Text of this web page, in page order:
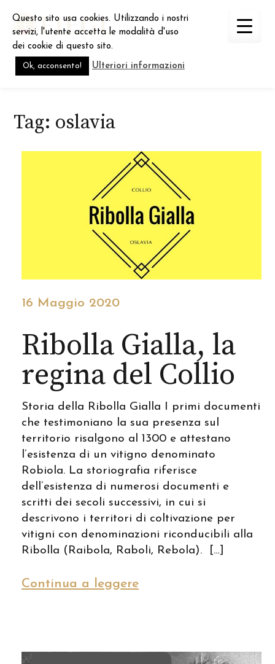
content
Tag: oslavia
16 Maggio 2020
Ribolla Gialla, la
regina del Collio
Storia della Ribolla Gialla I primi documenti
che testimoniano la sua presenza sul
territorio risalgono al 1300 e attestano
l’esistenza di un vitigno denominato
Robiola. La storiografia riferisce
dell’esistenza di numerosi documenti e
scritti dei secoli successivi, in cui si
descrivono i territori di coltivazione per
vitigni con denominazioni riconducibili alla
Ribolla (Raibola, Raboli, Rebola). […]
Continua a leggere
Questo sito usa cookies. Utilizzando i nostri
servizi, l'utente accetta le modalità d'uso
dei cookie di questo sito.
Ok, acconsento! Ulteriori informazioni